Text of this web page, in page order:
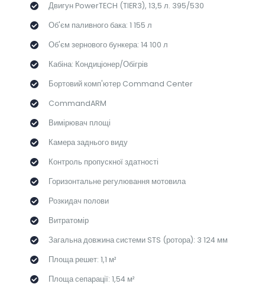
Двигун PowerTECH (TIER3), 13,5 л. 395/530
Об'єм паливного бака: 1 155 л
Об'єм зернового бункера: 14 100 л
Кабіна: Кондиціонер/Обігрів
Бортовий комп'ютер Command Center
CommandARM
Вимірювач площі
Камера заднього виду
Контроль пропускної здатності
Горизонтальне регулювання мотовила
Розкидач полови
Витратомір
Загальна довжина системи STS (ротора): 3 124 мм
Площа решет: 1,1 м²
Площа сепарації: 1,54 м²